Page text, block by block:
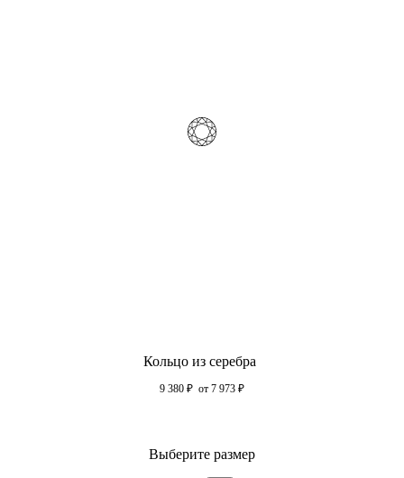
Кольцо из серебра
9 380 ₽ от 7 973 ₽
Выберите размер